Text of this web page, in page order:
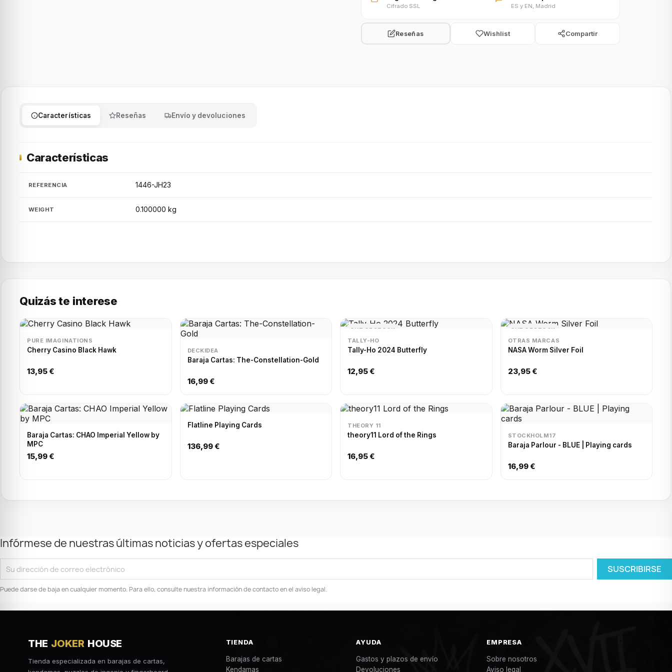
Cifrado SSL ES y EN, Madrid
Reseñas Wishlist Compartir
Características Reseñas Envío y devoluciones
Características
REFERENCIA 1446-JH23
WEIGHT 0.100000 kg
Quizás te interese
PURE IMAGINATIONS
Cherry Casino Black Hawk
13,95 €
DECKIDEA
Baraja Cartas: The-Constellation-Gold
16,99 €
OUT OF STOCK
TALLY-HO
Tally-Ho 2024 Butterfly
12,95 €
OUT OF STOCK
OTRAS MARCAS
NASA Worm Silver Foil
23,95 €
Baraja Cartas: CHAO Imperial Yellow by
MPC
15,99 €
Flatline Playing Cards
136,99 €
THEORY 11
theory11 Lord of the Rings
16,95 €
STOCKHOLM17
Baraja Parlour - BLUE | Playing cards
16,99 €
Infórmese de nuestras últimas noticias y ofertas especiales
Puede darse de baja en cualquier momento. Para ello, consulte nuestra información de contacto en el aviso legal.
THE JOKER HOUSE
Tienda especializada en barajas de cartas,
TIENDA
Barajas de cartas
Kendamas
AYUDA
Gastos y plazos de envío
Devoluciones
EMPRESA
Sobre nosotros
Aviso legal